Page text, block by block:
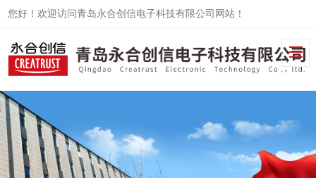
您好！欢迎访问青岛永合创信电子科技有限公司网站！